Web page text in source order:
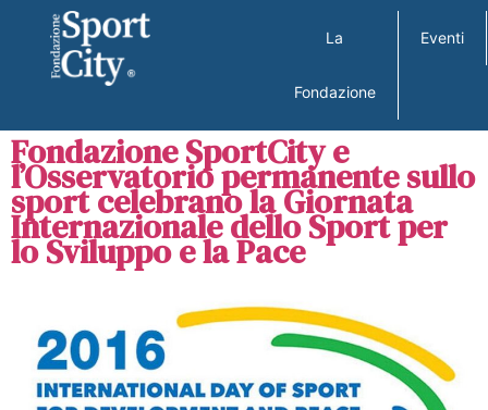
La
Fondazione
Eventi
Fondazione SportCity e
l’Osservatorio permanente sullo
sport celebrano la Giornata
Internazionale dello Sport per
lo Sviluppo e la Pace